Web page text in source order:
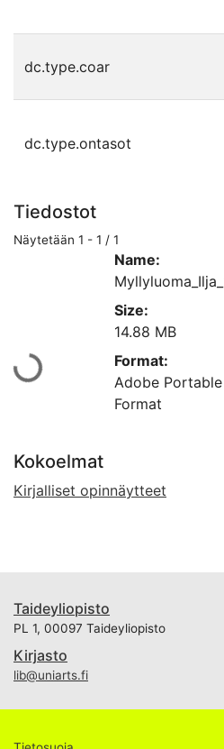
dc.type.coar
dc.type.ontasot
Tiedostot
Näytetään 1 - 1 / 1
Ladataan...
Name:
Size:
14.88 MB
Format:
Adobe
Format
Kokoelmat
Kirjalliset opinnäytteet
Taideyliopisto
PL 1, 00097 Taideyliopisto
Kirjasto
lib@uniarts.fi